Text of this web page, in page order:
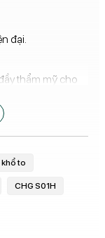
đại.
thẩm mỹ cho
gian có
to
CHG S01H